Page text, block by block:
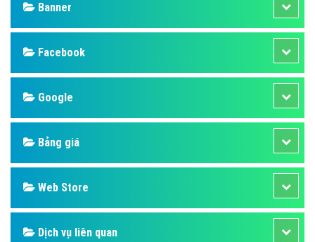
Banner
Facebook
Google
Bảng giá
Web Store
Dịch vụ liên quan